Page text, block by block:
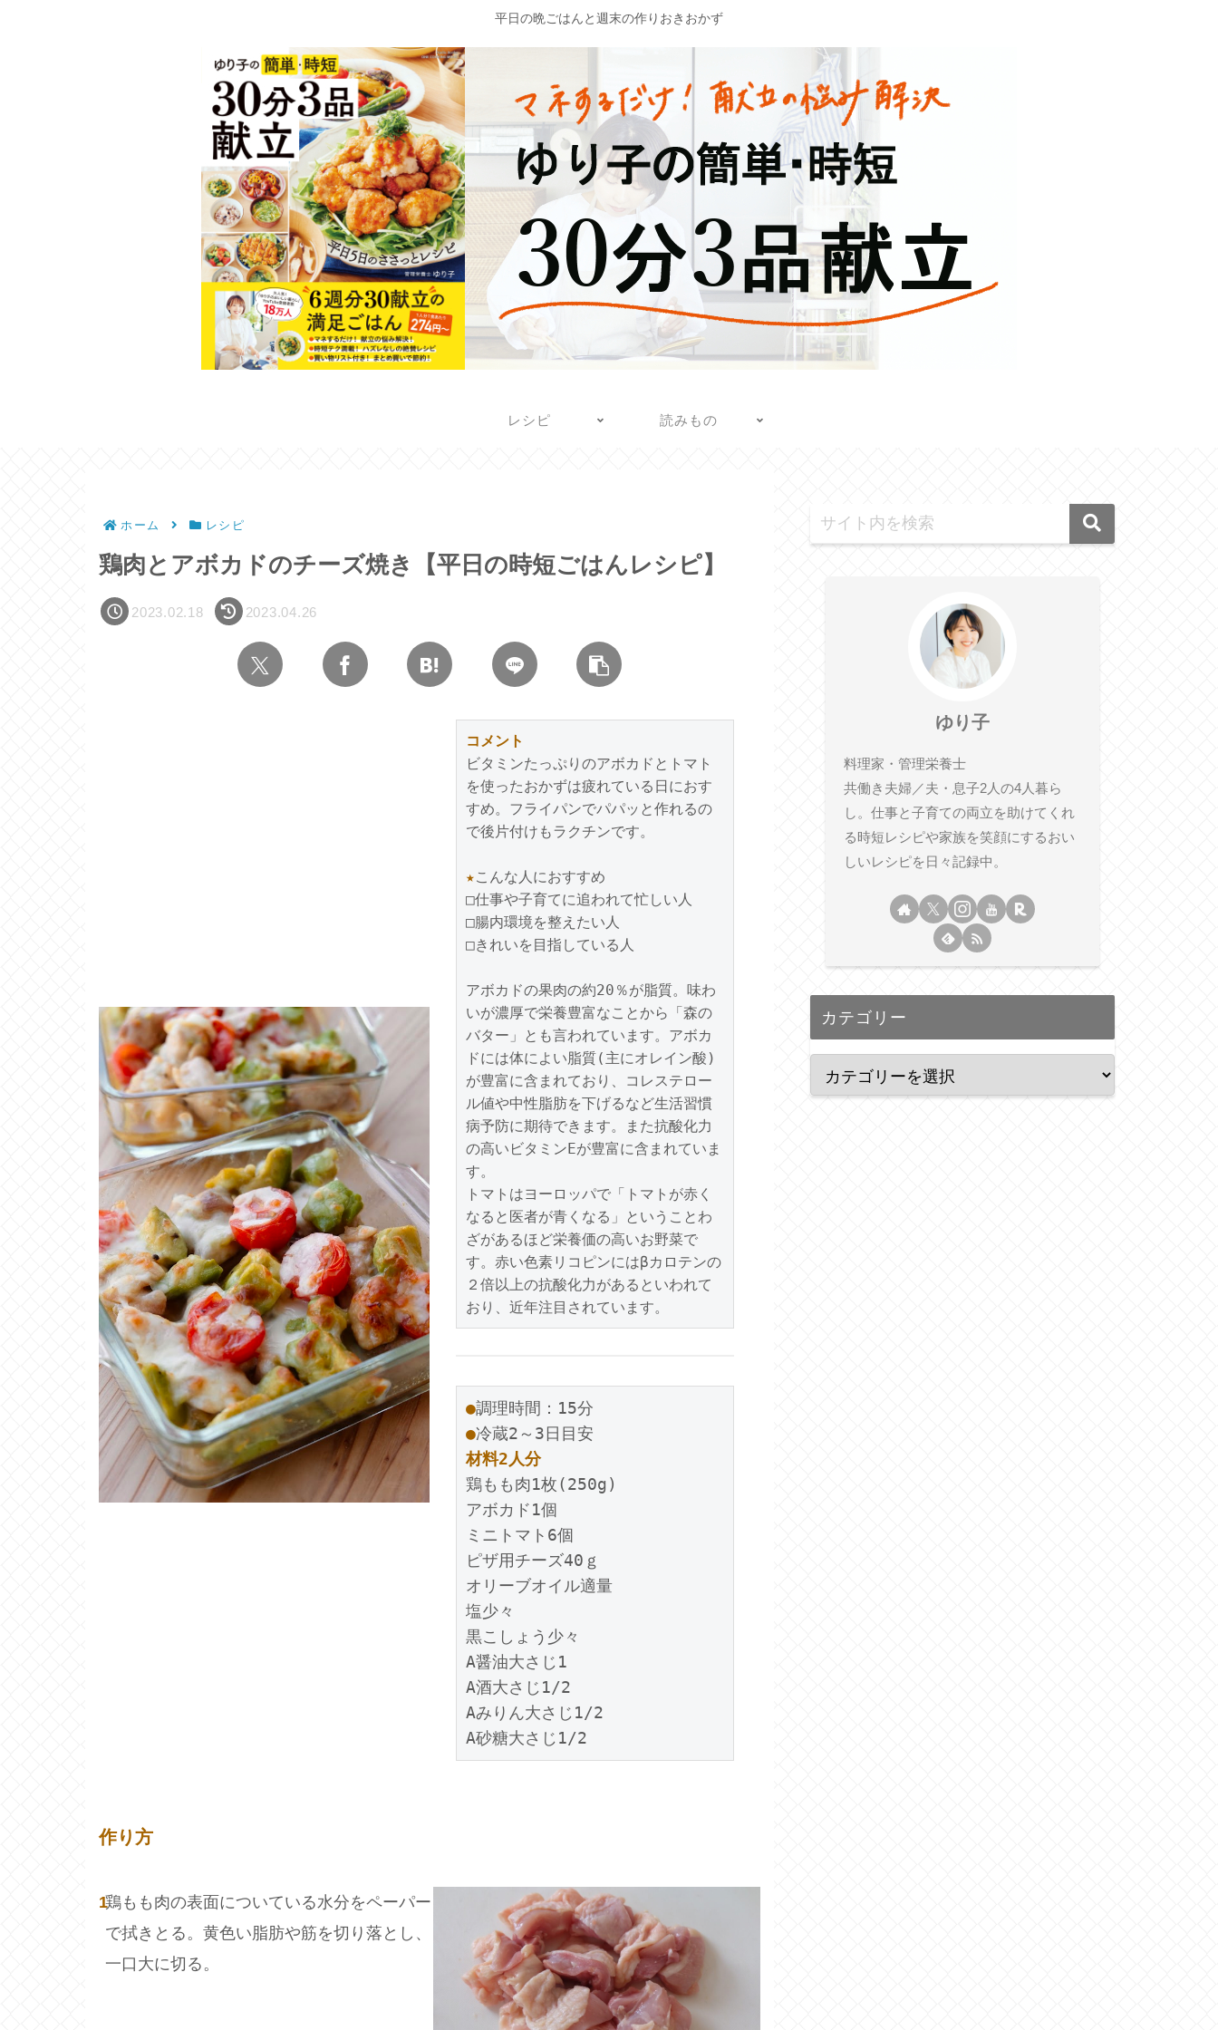
平日の晩ごはんと週末の作りおきおかず
レシピ 読みもの
ホーム レシピ
鶏肉とアボカドのチーズ焼き【平日の時短ごはんレシピ】
2023.02.18 2023.04.26
コメント
ビタミンたっぷりのアボカドとトマト
を使ったおかずは疲れている日におす
すめ。フライパンでパパッと作れるの
で後片付けもラクチンです。
★こんな人におすすめ
□仕事や子育てに追われて忙しい人
□腸内環境を整えたい人
□きれいを目指している人
アボカドの果肉の約20％が脂質。味わ
いが濃厚で栄養豊富なことから「森の
バター」とも言われています。アボカ
ドには体によい脂質(主にオレイン酸)
が豊富に含まれており、コレステロー
ル値や中性脂肪を下げるなど生活習慣
病予防に期待できます。また抗酸化力
の高いビタミンEが豊富に含まれていま
す。
トマトはヨーロッパで「トマトが赤く
なると医者が青くなる」ということわ
ざがあるほど栄養価の高いお野菜で
す。赤い色素リコピンにはβカロテンの
２倍以上の抗酸化力があるといわれて
●
●
材料2人分
鶏もも肉1枚(250g)
アボカド1個
ミニトマト6個
ピザ用チーズ40ｇ
オリーブオイル適量
塩少々
黒こしょう少々
A醤油大さじ1
A酒大さじ1/2
Aみりん大さじ1/2
A砂糖大さじ1/2
作り方
1鶏もも肉の表面についている水分をペーパー
で拭きとる。黄色い脂肪や筋を切り落とし、
一口大に切る。
ゆり子
料理家・管理栄養士
共働き夫婦／夫・息子2人の4人暮ら
し。仕事と子育ての両立を助けてくれ
る時短レシピや家族を笑顔にするおい
しいレシピを日々記録中。
カテゴリー